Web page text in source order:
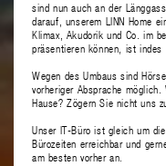
sind nun auch an der
darauf, unserem LINN Home
Klimax, Akudorik und Co. im
präsentieren können, ist indes
Wegen des Umbaus sind
vorheriger Absprache
Hause? Zögern Sie nicht uns
Unser IT-Büro ist gleich um
Bürozeiten erreichbar und
am besten vorher an.